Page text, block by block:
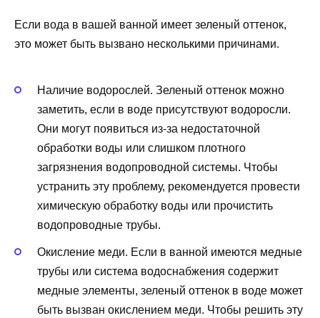
Если вода в вашей ванной имеет зеленый оттенок,
это может быть вызвано несколькими причинами.
Наличие водорослей. Зеленый оттенок можно
заметить, если в воде присутствуют водоросли.
Они могут появиться из-за недостаточной
обработки воды или слишком плотного
загрязнения водопроводной системы. Чтобы
устранить эту проблему, рекомендуется провести
химическую обработку воды или прочистить
водопроводные трубы.
Окисление меди. Если в ванной имеются медные
трубы или система водоснабжения содержит
медные элементы, зеленый оттенок в воде может
быть вызван окислением меди. Чтобы решить эту